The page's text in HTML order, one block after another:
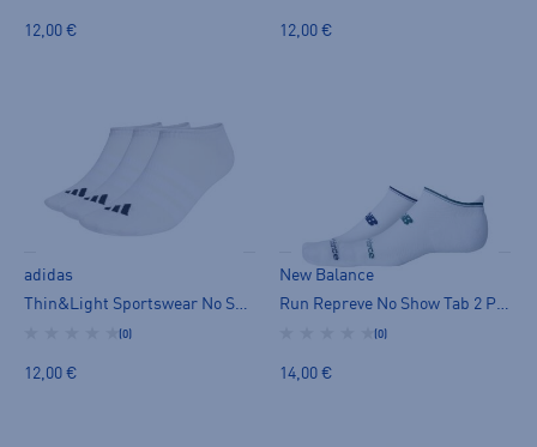
12,00 € 12,00 €
adidas
Thin&Light Sportswear No Show Socks 3 Pairs - miesten varrettomat sukat
(0)
12,00 €
New Balance
Run Repreve No Show Tab 2 Pack - miesten varrettomat sukat
(0)
14,00 €